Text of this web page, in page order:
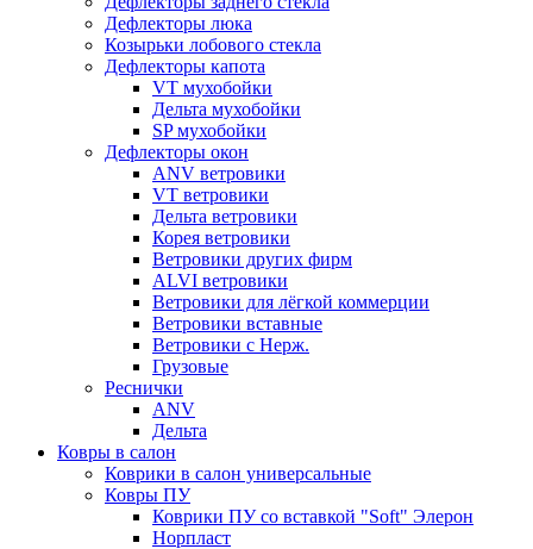
Дефлекторы люка
Козырьки лобового стекла
Дефлекторы капота
VT мухобойки
Дельта мухобойки
SP мухобойки
Дефлекторы окон
ANV ветровики
VT ветровики
Дельта ветровики
Корея ветровики
Ветровики других фирм
ALVI ветровики
Ветровики для лёгкой коммерции
Ветровики вставные
Ветровики с Нерж.
Грузовые
Реснички
ANV
Дельта
Ковры в салон
Коврики в салон универсальные
Ковры ПУ
Коврики ПУ со вставкой "Soft" Элерон
Норпласт